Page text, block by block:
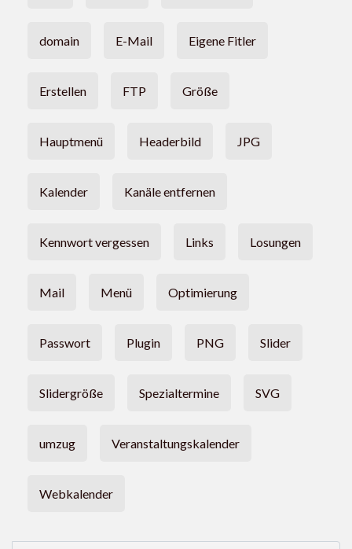
domain E-Mail Eigene Fitler
Erstellen FTP Größe
Hauptmenü Headerbild JPG
Kalender Kanäle entfernen
Kennwort vergessen Links Losungen
Mail Menü Optimierung
Passwort Plugin PNG Slider
Slidergröße Spezialtermine SVG
umzug Veranstaltungskalender
Webkalender